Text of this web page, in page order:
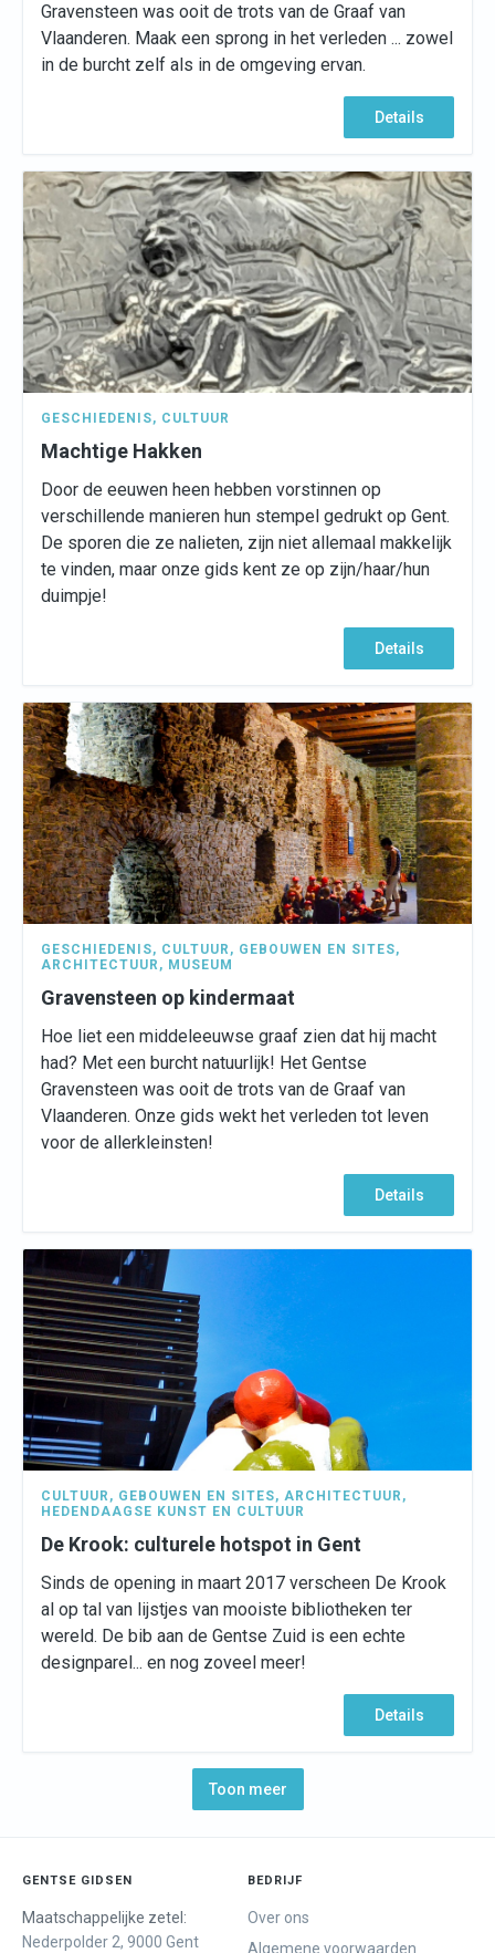
Gravensteen was ooit de trots van de Graaf van
Vlaanderen. Maak een sprong in het verleden ... zowel
in de burcht zelf als in de omgeving ervan.
Details
GESCHIEDENIS, CULTUUR
Machtige Hakken
Door de eeuwen heen hebben vorstinnen op
verschillende manieren hun stempel gedrukt op Gent.
De sporen die ze nalieten, zijn niet allemaal makkelijk
te vinden, maar onze gids kent ze op zijn/haar/hun
duimpje!
Details
GESCHIEDENIS, CULTUUR , GEBOUWEN EN SITES,
ARCHITECTUUR , MUSEUM
Gravensteen op kindermaat
Hoe liet een middeleeuwse graaf zien dat hij macht
had? Met een burcht natuurlijk! Het Gentse
Gravensteen was ooit de trots van de Graaf van
Vlaanderen. Onze gids wekt het verleden tot leven
voor de allerkleinsten!
Details
CULTUUR , GEBOUWEN EN SITES, ARCHITECTUUR ,
HEDENDAAGSE KUNST EN CULTUUR
De Krook: culturele hotspot in Gent
Sinds de opening in maart 2017 verscheen De Krook
al op tal van lijstjes van mooiste bibliotheken ter
wereld. De bib aan de Gentse Zuid is een echte
designparel... en nog zoveel meer!
Details
Toon meer
GENTSE GIDSEN
Maatschappelijke zetel:
Nederpolder 2, 9000 Gent
BEDRIJF
Over ons
Algemene voorwaarden